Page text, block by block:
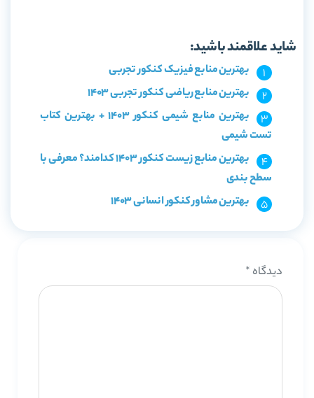
شاید علاقمند باشید:
بهترین منابع فیزیک کنکور تجربی
بهترین منابع ریاضی کنکور تجربی 1403
بهترین منابع شیمی کنکور 1403 + بهترین کتاب
تست شیمی
بهترین منابع زیست کنکور 1403 کدامند؟ معرفی با
سطح بندی
بهترین مشاور کنکور انسانی 1403
دیدگاه *